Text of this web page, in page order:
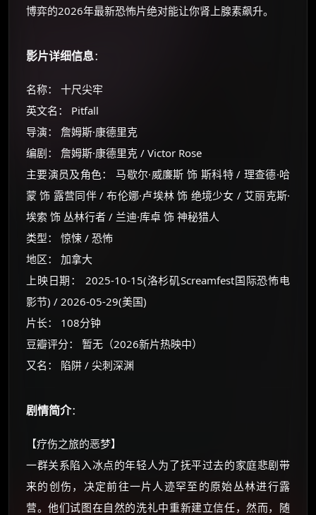
博弈的2026年最新恐怖片绝对能让你肾上腺素飙升。
影片详细信息：
名称： 十尺尖牢
英文名： Pitfall
导演： 詹姆斯·康德里克
编剧： 詹姆斯·康德里克 / Victor Rose
主要演员及角色： 马歇尔·威廉斯 饰 斯科特 / 理查德·哈
蒙 饰 露营同伴 / 布伦娜·卢埃林 饰 绝境少女 / 艾丽克斯·
埃索 饰 丛林行者 / 兰迪·库卓 饰 神秘猎人
类型： 惊悚 / 恐怖
地区： 加拿大
上映日期： 2025-10-15(洛杉矶Screamfest国际恐怖电
影节) / 2026-05-29(美国)
片长： 108分钟
豆瓣评分： 暂无（2026新片热映中）
又名： 陷阱 / 尖刺深渊
剧情简介：
【疗伤之旅的恶梦】
一群关系陷入冰点的年轻人为了抚平过去的家庭悲剧带
来的创伤，决定前往一片人迹罕至的原始丛林进行露
营。他们试图在自然的洗礼中重新建立信任，然而，随
☕
朋友们辛苦了 💦